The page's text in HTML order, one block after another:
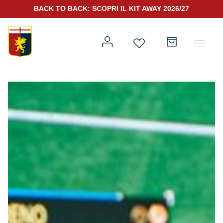
Prima squadra
Prima squadra
Genoa for Special
Kit Gara 2026/27
Rappresentanza
Kit Gara 25/26
BACK TO BACK: SCOPRI IL KIT AWAY 2026/27